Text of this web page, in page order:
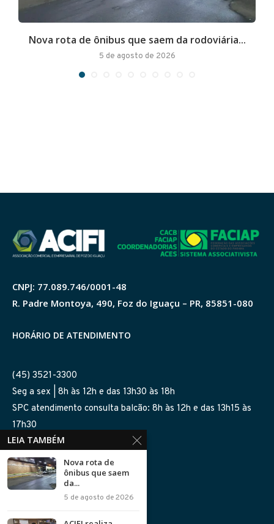
Nova rota de ônibus que saem da rodoviária...
5 de agosto de 2026
CNPJ: 77.089.746/0001-48
R. Padre Montoya, 490, Foz do Iguaçu – PR, 85851-080
HORÁRIO DE ATENDIMENTO
(45) 3521-3300
Seg a sex | 8h às 12h e das 13h30 às 18h
SPC atendimento consulta balcão: 8h às 12h e das 13h15 às
17h30
SIGA-NOS NAS REDES
LEIA TAMBÉM
Nova rota de
ônibus que saem
da...
5 de agosto de 2026